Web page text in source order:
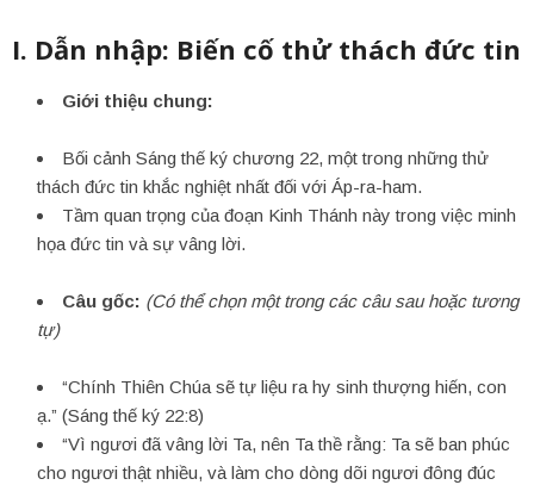
I. Dẫn nhập: Biến cố thử thách đức tin
Giới thiệu chung:
Bối cảnh Sáng thế ký chương 22, một trong những thử
thách đức tin khắc nghiệt nhất đối với Áp-ra-ham.
Tầm quan trọng của đoạn Kinh Thánh này trong việc minh
họa đức tin và sự vâng lời.
Câu gốc: (Có thể chọn một trong các câu sau hoặc tương
tự)
“Chính Thiên Chúa sẽ tự liệu ra hy sinh thượng hiến, con
ạ.” (Sáng thế ký 22:8)
“Vì ngươi đã vâng lời Ta, nên Ta thề rằng: Ta sẽ ban phúc
cho ngươi thật nhiều, và làm cho dòng dõi ngươi đông đúc